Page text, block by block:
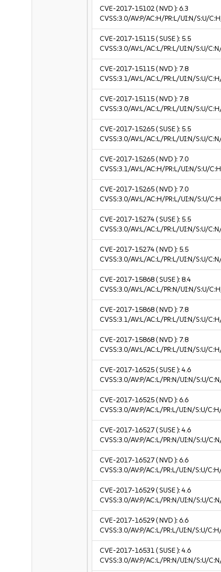
CVE-2017-15102( NVD ):6.3
CVSS:3.0/AV:P/AC:H/PR:L/UI:N/S:U/
CVE-2017-15115( SUSE ): 5.5
CVSS:3.0/AV:L/AC:L/PR:L/UI:N/S:U/
CVE-2017-15115( NVD ): 7.8
CVSS:3.1/AV:L/AC:L/PR:L/UI:N/S:U/
CVE-2017-15115( NVD ): 7.8
CVSS:3.0/AV:L/AC:L/PR:L/UI:N/S:U/
CVE-2017-15265( SUSE ): 5.5
CVSS:3.0/AV:L/AC:L/PR:L/UI:N/S:U/
CVE-2017-15265( NVD ): 7.0
CVSS:3.1/AV:L/AC:H/PR:L/UI:N/S:U/
CVE-2017-15265( NVD ): 7.0
CVSS:3.0/AV:L/AC:H/PR:L/UI:N/S:U/
CVE-2017-15274( SUSE ): 5.5
CVSS:3.0/AV:L/AC:L/PR:L/UI:N/S:U/
CVE-2017-15274( NVD ): 5.5
CVSS:3.0/AV:L/AC:L/PR:L/UI:N/S:U/
CVE-2017-15868( SUSE ):8.4
CVSS:3.0/AV:L/AC:L/PR:N/UI:N/S:U/
CVE-2017-15868( NVD ): 7.8
CVSS:3.1/AV:L/AC:L/PR:L/UI:N/S:U/
CVE-2017-15868( NVD ): 7.8
CVSS:3.0/AV:L/AC:L/PR:L/UI:N/S:U/
CVE-2017-16525( SUSE ):4.6
CVSS:3.0/AV:P/AC:L/PR:N/UI:N/S:U/
CVE-2017-16525( NVD ):6.6
CVSS:3.0/AV:P/AC:L/PR:L/UI:N/S:U/
CVE-2017-16527( SUSE ):4.6
CVSS:3.0/AV:P/AC:L/PR:N/UI:N/S:U/
CVE-2017-16527( NVD ):6.6
CVSS:3.0/AV:P/AC:L/PR:L/UI:N/S:U/
CVE-2017-16529( SUSE ):4.6
CVSS:3.0/AV:P/AC:L/PR:N/UI:N/S:U/
CVE-2017-16529( NVD ):6.6
CVSS:3.0/AV:P/AC:L/PR:L/UI:N/S:U/
CVE-2017-16531( SUSE ):4.6
CVSS:3.0/AV:P/AC:L/PR:N/UI:N/S:U/